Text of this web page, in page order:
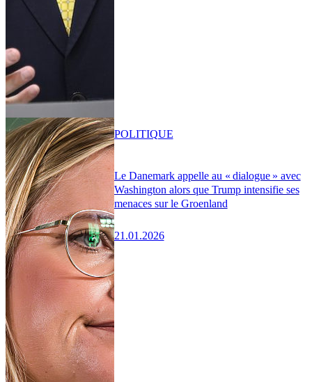
Le Danemark appelle au « dialogue » avec
Washington alors que Trump intensifie ses
menaces sur le Groenland
21.01.2026
POLITIQUE